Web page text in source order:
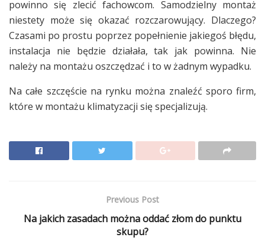
powinno się zlecić fachowcom. Samodzielny montaż
niestety może się okazać rozczarowujący. Dlaczego?
Czasami po prostu poprzez popełnienie jakiegoś błędu,
instalacja nie będzie działała, tak jak powinna. Nie
należy na montażu oszczędzać i to w żadnym wypadku.
Na całe szczęście na rynku można znaleźć sporo firm,
które w montażu klimatyzacji się specjalizują.
Previous Post
Na jakich zasadach można oddać złom do punktu
skupu?